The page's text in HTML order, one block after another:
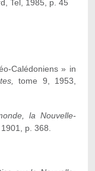
Tel, 1985, p. 45
Calédoniens » in
tome 9, 1953,
la Nouvelle-
p. 368.